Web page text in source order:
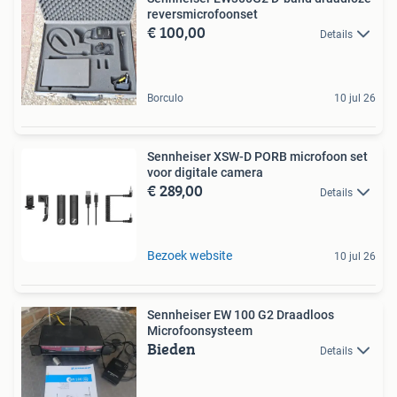
reversmicrofoonset
€ 100,00 Details
Borculo 10 jul 26
Sennheiser XSW-D PORB microfoon set
voor digitale camera
€ 289,00 Details
Bezoek website 10 jul 26
Sennheiser EW 100 G2 Draadloos
Microfoonsysteem
Bieden Details